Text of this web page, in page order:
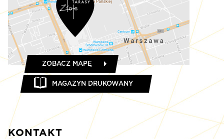
KONTAKT
ZOBACZ MAPĘ
MAGAZYN DRUKOWANY